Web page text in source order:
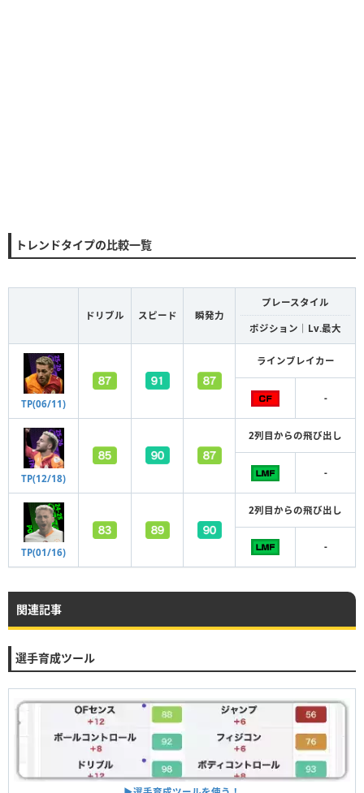
トレンドタイプの比較一覧
ドリブル スピード 瞬発力
プレースタイル
ポジション｜Lv.最大
TP(06/11)
ラインブレイカー
-
TP(12/18)
2列目からの飛び出し
-
TP(01/16)
2列目からの飛び出し
-
関連記事
選手育成ツール